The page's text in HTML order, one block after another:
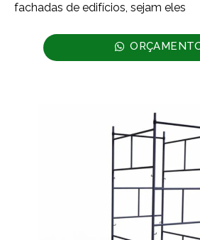
fachadas de edifícios, sejam eles